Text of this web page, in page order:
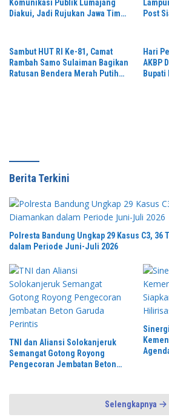
Komunikasi Publik Lumajang
Diakui, Jadi Rujukan Jawa Timur
Post
Sambut HUT RI Ke-81, Camat
Rambah Samo Sulaiman Bagikan
Ratusan Bendera Merah Putih
Hari
AKBP
Berita Terkini
Polresta Bandung Ungkap 29 Kasus C3, 36
dalam Periode Juni-Juli 2026
TNI dan Aliansi Solokanjeruk
Semangat Gotong Royong
Pengecoran Jembatan Beton
Selengkapnya